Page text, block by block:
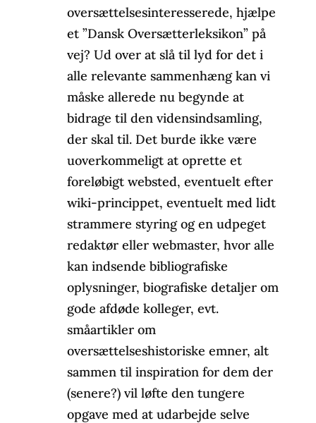
oversættelsesinteresserede, hjælpe
et ”Dansk Oversætterleksikon” på
vej? Ud over at slå til lyd for det i
alle relevante sammenhæng kan vi
måske allerede nu begynde at
bidrage til den vidensindsamling,
der skal til. Det burde ikke være
uoverkommeligt at oprette et
foreløbigt websted, eventuelt efter
wiki-princippet, eventuelt med lidt
strammere styring og en udpeget
redaktør eller webmaster, hvor alle
kan indsende bibliografiske
oplysninger, biografiske detaljer om
gode afdøde kolleger, evt.
småartikler om
oversættelseshistoriske emner, alt
sammen til inspiration for dem der
(senere?) vil løfte den tungere
opgave med at udarbejde selve